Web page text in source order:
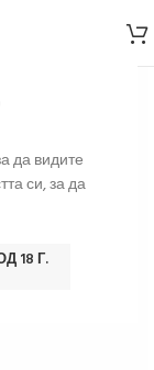
да видите
си, за да
18 Г.